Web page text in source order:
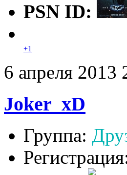
PSN ID:
+1
6 апреля 2013
Joker_xD
Группа: